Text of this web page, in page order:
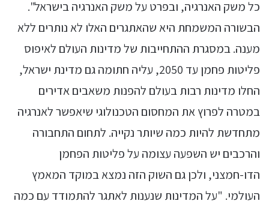
כל משק האנרגיה, ובפרט על משק האנרגיה בישראל".
הבשורה המשמחת היא שהאתגרים האלו לא נותרים ללא
מענה. במסגרת ההתחייבות של מדינות העולם לאיפוס
פליטות פחמן עד 2050, עליה חתומה גם מדינת ישראל,
החלו מדינות רבות בעולם להפנות משאבים אדירים
במטרה לפרוץ את המחסום הטכנולוגי שיאפשר לאנרגיה
מתחדשת להיות כמה שיותר נקייה. לתחום התחבורה
והרכבים יש השפעה עצומה על פליטות הפחמן
הדו-חמצני, ולכן גם השוק הזה נמצא במוקד המאמץ
העולמי. "על המדינות שנענות לאתגר להתמודד עם כמה